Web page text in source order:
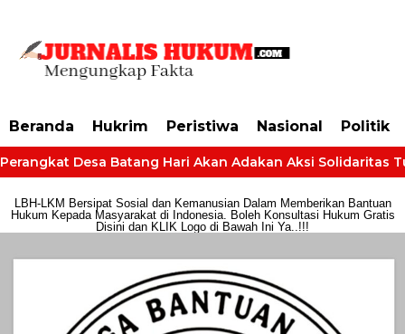
Beranda Hukrim Peristiwa Nasional Politik
Desa Batang Hari Akan Adakan Aksi Solidaritas
LBH-LKM Bersipat Sosial dan Kemanusian Dalam Memberikan Bantuan
Hukum Kepada Masyarakat di Indonesia. Boleh Konsultasi Hukum Gratis
Disini dan KLIK Logo di Bawah Ini Ya..!!!